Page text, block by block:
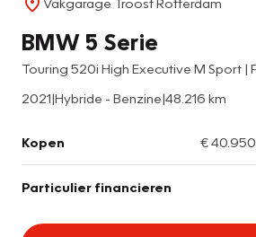
BMW 5 Serie
2021|Hybride - Benzine|48.216 km
Kopen € 40.950
Particulier financieren